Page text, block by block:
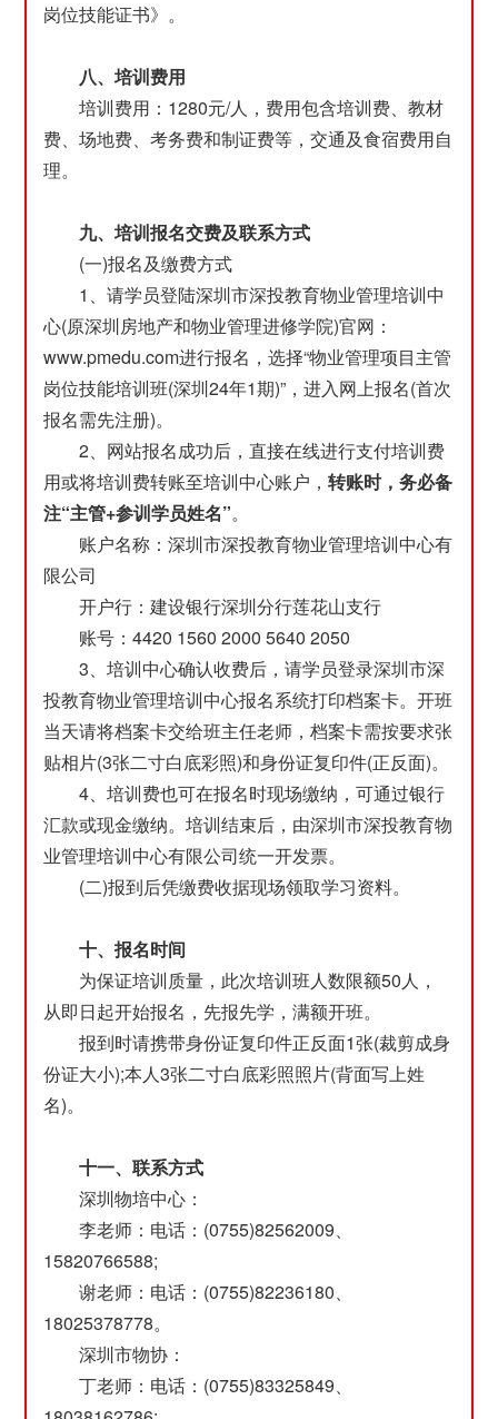
岗位技能证书》。
八、培训费用
培训费用：1280元/人，费用包含培训费、教材
费、场地费、考务费和制证费等，交通及食宿费用自
理。
九、培训报名交费及联系方式
(一)报名及缴费方式
1、请学员登陆深圳市深投教育物业管理培训中
心(原深圳房地产和物业管理进修学院)官网：
www.pmedu.com进行报名，选择“物业管理项目主管
岗位技能培训班(深圳24年1期)”，进入网上报名(首次
报名需先注册)。
2、网站报名成功后，直接在线进行支付培训费
用或将培训费转账至培训中心账户，转账时，务必备
注“主管+参训学员姓名”。
账户名称：深圳市深投教育物业管理培训中心有
限公司
开户行：建设银行深圳分行莲花山支行
账号：4420 1560 2000 5640 2050
3、培训中心确认收费后，请学员登录深圳市深
投教育物业管理培训中心报名系统打印档案卡。开班
当天请将档案卡交给班主任老师，档案卡需按要求张
贴相片(3张二寸白底彩照)和身份证复印件(正反面)。
4、培训费也可在报名时现场缴纳，可通过银行
汇款或现金缴纳。培训结束后，由深圳市深投教育物
业管理培训中心有限公司统一开发票。
(二)报到后凭缴费收据现场领取学习资料。
十、报名时间
为保证培训质量，此次培训班人数限额50人，
从即日起开始报名，先报先学，满额开班。
报到时请携带身份证复印件正反面1张(裁剪成身
份证大小);本人3张二寸白底彩照照片(背面写上姓
名)。
十一、联系方式
深圳物培中心：
李老师：电话：(0755)82562009、
15820766588;
谢老师：电话：(0755)82236180、
18025378778。
深圳市物协：
丁老师：电话：(0755)83325849、